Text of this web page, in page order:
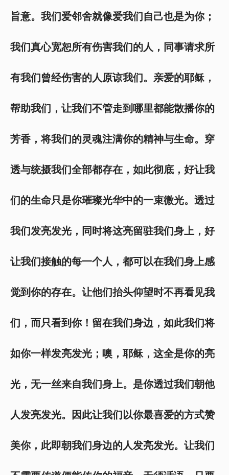
旨意。我们爱邻舍就像爱我们自己也是为你；
我们真心宽恕所有伤害我们的人，同事请求所
有我们曾经伤害的人原谅我们。亲爱的耶稣，
帮助我们，让我们不管走到哪里都能散播你的
芳香，将我们的灵魂注满你的精神与生命。穿
透与统摄我们全部都存在，如此彻底，好让我
们的生命只是你璀璨光华中的一束微光。透过
我们发亮发光，同时将这亮留驻我们身上，好
让我们接触的每一个人，都可以在我们身上感
觉到你的存在。让他们抬头仰望时不再看见我
们，而只看到你！留在我们身边，如此我们将
如你一样发亮发光；噢，耶稣，这全是你的亮
光，无一丝来自我们身上。是你透过我们朝他
人发亮发光。因此让我们以你最喜爱的方式赞
美你，此即朝我们身边的人发亮发光。让我们